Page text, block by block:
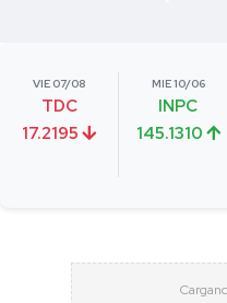
VIE 07/08
TDC
17.2195
MIE 10/06
INPC
145.1310